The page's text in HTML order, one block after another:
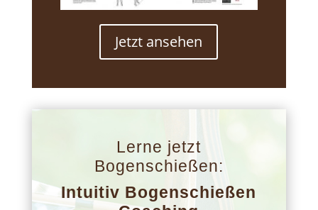
Jetzt ansehen
Lerne jetzt
Bogenschießen:
Intuitiv Bogenschießen